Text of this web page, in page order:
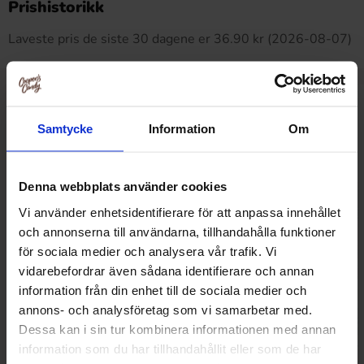
Samtycke Information Om
Denna webbplats använder cookies
Vi använder enhetsidentifierare för att anpassa innehållet
och annonserna till användarna, tillhandahålla funktioner
för sociala medier och analysera vår trafik. Vi
vidarebefordrar även sådana identifierare och annan
information från din enhet till de sociala medier och
annons- och analysföretag som vi samarbetar med.
Dessa kan i sin tur kombinera informationen med annan
information som du har tillhandahållit eller som de har
Prishistorikk
Laveste pris de siste 30 dagene er 36.90 kr (2026-08-07)
Relaterte produkter